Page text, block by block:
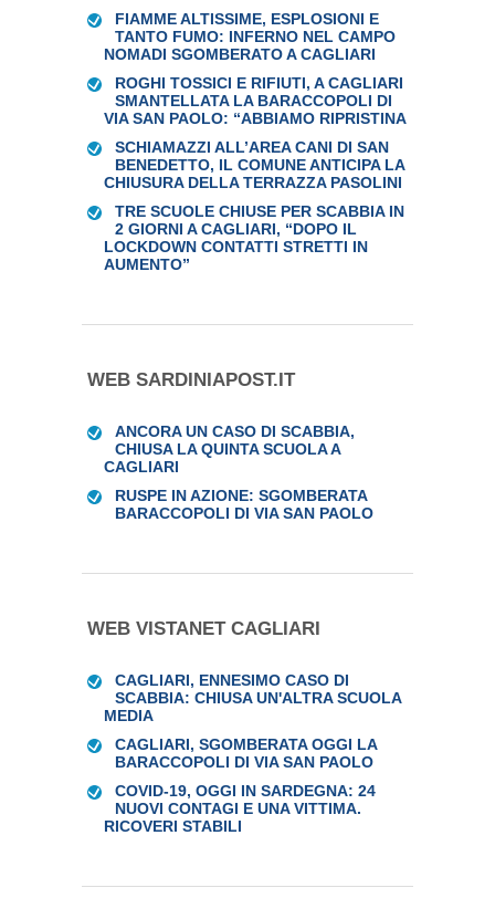
FIAMME ALTISSIME, ESPLOSIONI E
TANTO FUMO: INFERNO NEL CAMPO
NOMADI SGOMBERATO A CAGLIARI
ROGHI TOSSICI E RIFIUTI, A CAGLIARI
SMANTELLATA LA BARACCOPOLI DI
VIA SAN PAOLO: “ABBIAMO RIPRISTINA
SCHIAMAZZI ALL’AREA CANI DI SAN
BENEDETTO, IL COMUNE ANTICIPA LA
CHIUSURA DELLA TERRAZZA PASOLINI
TRE SCUOLE CHIUSE PER SCABBIA IN
2 GIORNI A CAGLIARI, “DOPO IL
LOCKDOWN CONTATTI STRETTI IN
AUMENTO”
WEB SARDINIAPOST.IT
ANCORA UN CASO DI SCABBIA,
CHIUSA LA QUINTA SCUOLA A
CAGLIARI
RUSPE IN AZIONE: SGOMBERATA
BARACCOPOLI DI VIA SAN PAOLO
WEB VISTANET CAGLIARI
CAGLIARI, ENNESIMO CASO DI
SCABBIA: CHIUSA UN'ALTRA SCUOLA
MEDIA
CAGLIARI, SGOMBERATA OGGI LA
BARACCOPOLI DI VIA SAN PAOLO
COVID-19, OGGI IN SARDEGNA: 24
NUOVI CONTAGI E UNA VITTIMA.
RICOVERI STABILI